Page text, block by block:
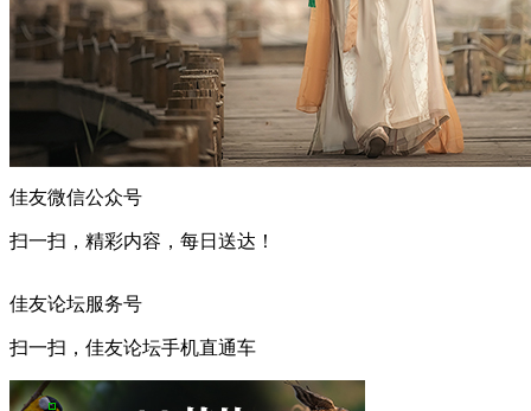
佳友微信公众号
扫一扫，精彩内容，每日送达！
佳友论坛服务号
扫一扫，佳友论坛手机直通车